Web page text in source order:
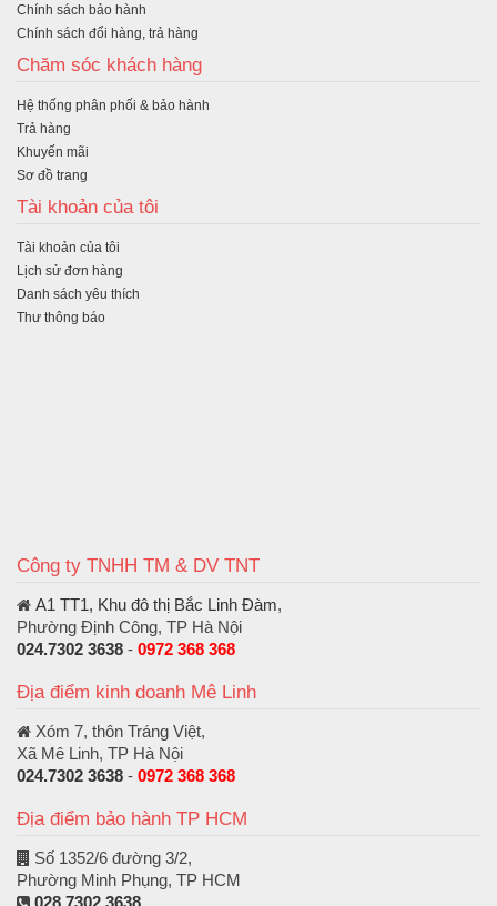
Chính sách bảo hành
Chính sách đổi hàng, trả hàng
Chăm sóc khách hàng
Hệ thống phân phối & bảo hành
Trả hàng
Khuyến mãi
Sơ đồ trang
Tài khoản của tôi
Tài khoản của tôi
Lịch sử đơn hàng
Danh sách yêu thích
Thư thông báo
Công ty TNHH TM & DV TNT
A1 TT1, Khu đô thị Bắc Linh Đàm,
Phường Định Công, TP Hà Nội
024.7302 3638 - 0972 368 368
Địa điểm kinh doanh Mê Linh
Xóm 7, thôn Tráng Việt,
Xã Mê Linh, TP Hà Nội
024.7302 3638 - 0972 368 368
Địa điểm bảo hành TP HCM
Số 1352/6 đường 3/2,
Phường Minh Phụng, TP HCM
028.7302 3638